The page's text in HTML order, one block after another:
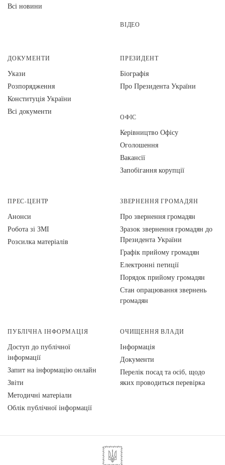
Всі новини
ВІДЕО
ДОКУМЕНТИ
Укази
Розпорядження
Конституція України
Всі документи
ПРЕЗИДЕНТ
Біографія
Про Президента України
ОФІС
Керівництво Офісу
Оголошення
Вакансії
Запобігання корупції
ПРЕС-ЦЕНТР
Анонси
Робота зі ЗМІ
Розсилка матеріалів
ЗВЕРНЕННЯ ГРОМАДЯН
Про звернення громадян
Зразок звернення громадян до
Президента України
Графік прийому громадян
Електронні петиції
Порядок прийому громадян
Стан опрацювання звернень
громадян
ПУБЛІЧНА ІНФОРМАЦІЯ
Доступ до публічної
інформації
Запит на інформацію онлайн
Звіти
Методичні матеріали
Облік публічної інформації
ОЧИЩЕННЯ ВЛАДИ
Інформація
Документи
Перелік посад та осіб, щодо
яких проводиться перевірка